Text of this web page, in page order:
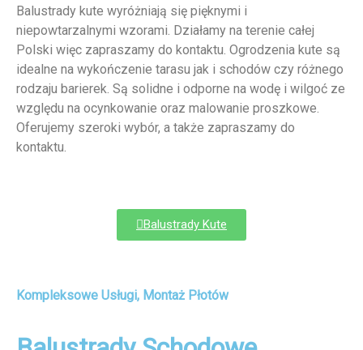
Balustrady kute wyróżniają się pięknymi i
niepowtarzalnymi wzorami. Działamy na terenie całej
Polski więc zapraszamy do kontaktu. Ogrodzenia kute są
idealne na wykończenie tarasu jak i schodów czy różnego
rodzaju barierek. Są solidne i odporne na wodę i wilgoć ze
względu na ocynkowanie oraz malowanie proszkowe.
Oferujemy szeroki wybór, a także zapraszamy do
kontaktu.
Balustrady Kute
Kompleksowe Usługi, Montaż Płotów